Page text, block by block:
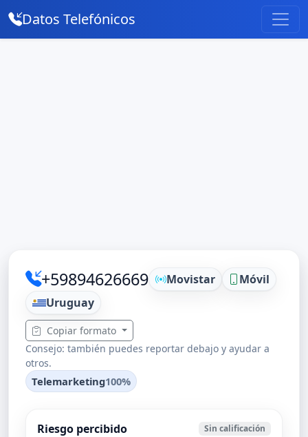
Datos Telefónicos
+59894626669 Movistar
Móvil
Uruguay
Copiar formato
Consejo: también puedes reportar debajo y ayudar a
otros.
Telemarketing100%
Riesgo percibido Sin calificación